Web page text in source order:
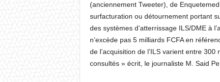
(anciennement Tweeter), de
surfacturation ou détournement portant
des systèmes d’atterrissage ILS/DME à
n’excède pas 5 milliards FCFA en
de l’acquisition de l’ILS varient entre
consultés » écrit, le journaliste M. Said